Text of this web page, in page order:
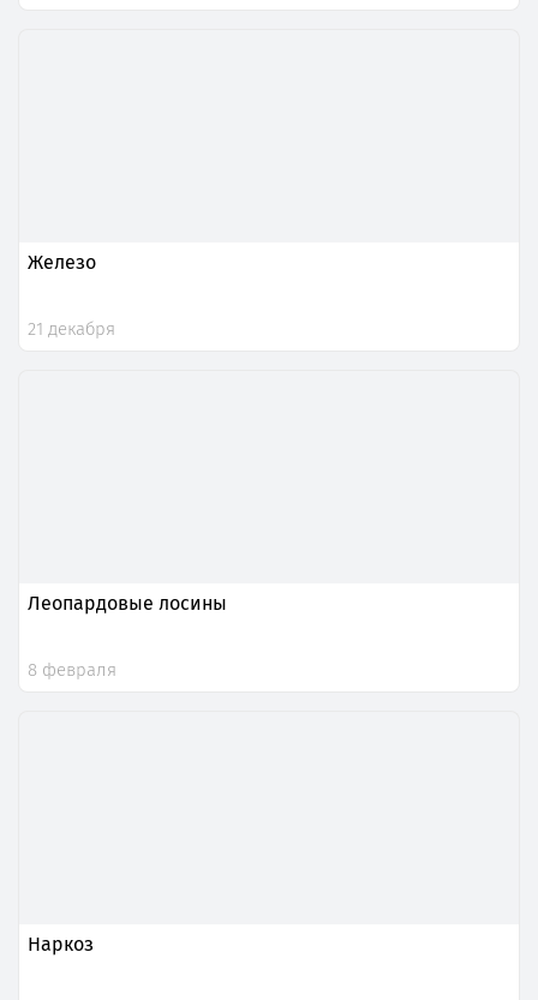
Железо
21 декабря
Леопардовые лосины
8 февраля
Наркоз